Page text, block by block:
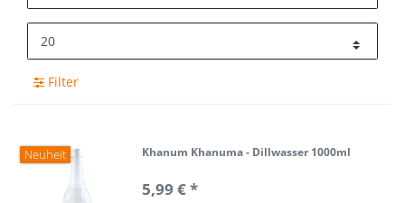
Filter
Neuheit Khanum Khanuma - Dillwasser 1000ml
5,99 € *